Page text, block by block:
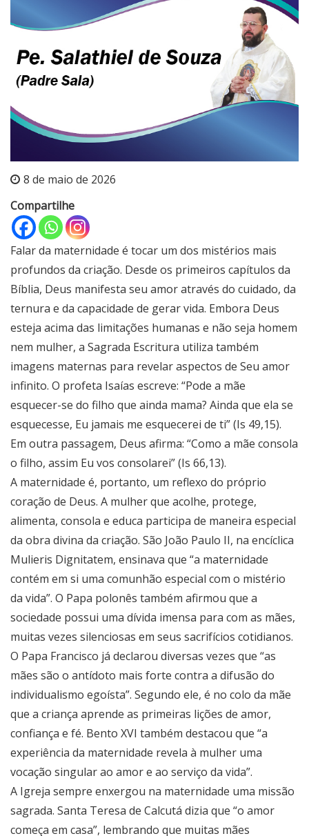
8 de maio de 2026
Compartilhe
Falar da maternidade é tocar um dos mistérios mais
profundos da criação. Desde os primeiros capítulos da
Bíblia, Deus manifesta seu amor através do cuidado, da
ternura e da capacidade de gerar vida. Embora Deus
esteja acima das limitações humanas e não seja homem
nem mulher, a Sagrada Escritura utiliza também
imagens maternas para revelar aspectos de Seu amor
infinito. O profeta Isaías escreve: “Pode a mãe
esquecer-se do filho que ainda mama? Ainda que ela se
esquecesse, Eu jamais me esquecerei de ti” (Is 49,15).
Em outra passagem, Deus afirma: “Como a mãe consola
o filho, assim Eu vos consolarei” (Is 66,13).
A maternidade é, portanto, um reflexo do próprio
coração de Deus. A mulher que acolhe, protege,
alimenta, consola e educa participa de maneira especial
da obra divina da criação. São João Paulo II, na encíclica
Mulieris Dignitatem, ensinava que “a maternidade
contém em si uma comunhão especial com o mistério
da vida”. O Papa polonês também afirmou que a
sociedade possui uma dívida imensa para com as mães,
muitas vezes silenciosas em seus sacrifícios cotidianos.
O Papa Francisco já declarou diversas vezes que “as
mães são o antídoto mais forte contra a difusão do
individualismo egoísta”. Segundo ele, é no colo da mãe
que a criança aprende as primeiras lições de amor,
confiança e fé. Bento XVI também destacou que “a
experiência da maternidade revela à mulher uma
vocação singular ao amor e ao serviço da vida”.
A Igreja sempre enxergou na maternidade uma missão
sagrada. Santa Teresa de Calcutá dizia que “o amor
começa em casa”, lembrando que muitas mães